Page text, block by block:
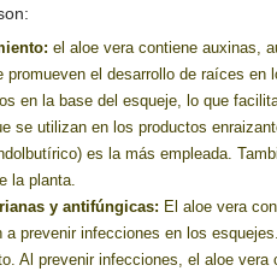
el aloe vera contiene auxinas,
promueven el desarrollo de raíces
en la base del esqueje, lo que
se utilizan en los productos
es la más empleada.
la planta.
y antifúngicas: El aloe vera
a prevenir infecciones en los
Al prevenir infecciones, el aloe